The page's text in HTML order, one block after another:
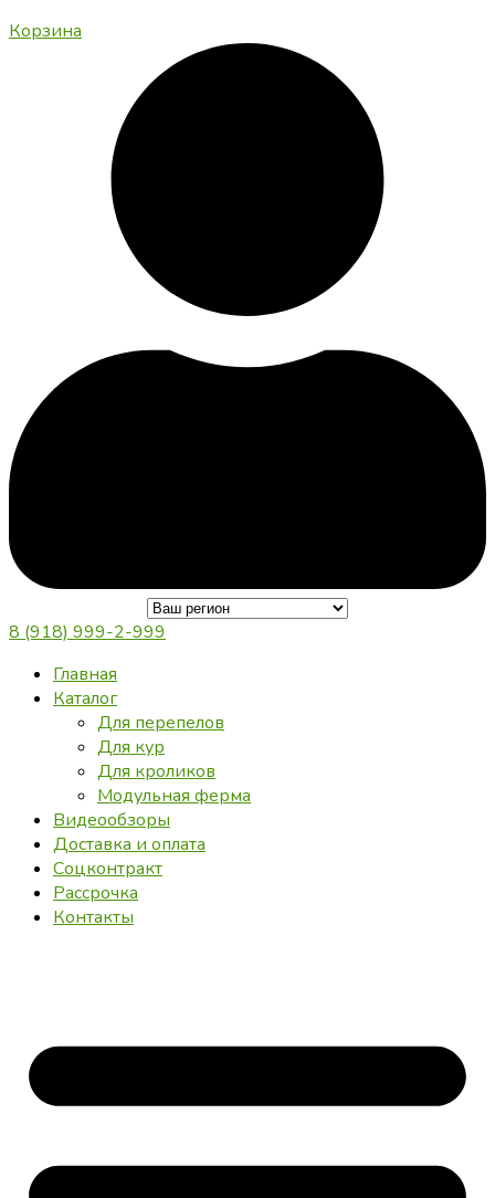
Корзина
8 (918) 999-2-999
Главная
Каталог
Для перепелов
Для кур
Для кроликов
Модульная ферма
Видеообзоры
Доставка и оплата
Соцконтракт
Рассрочка
Контакты